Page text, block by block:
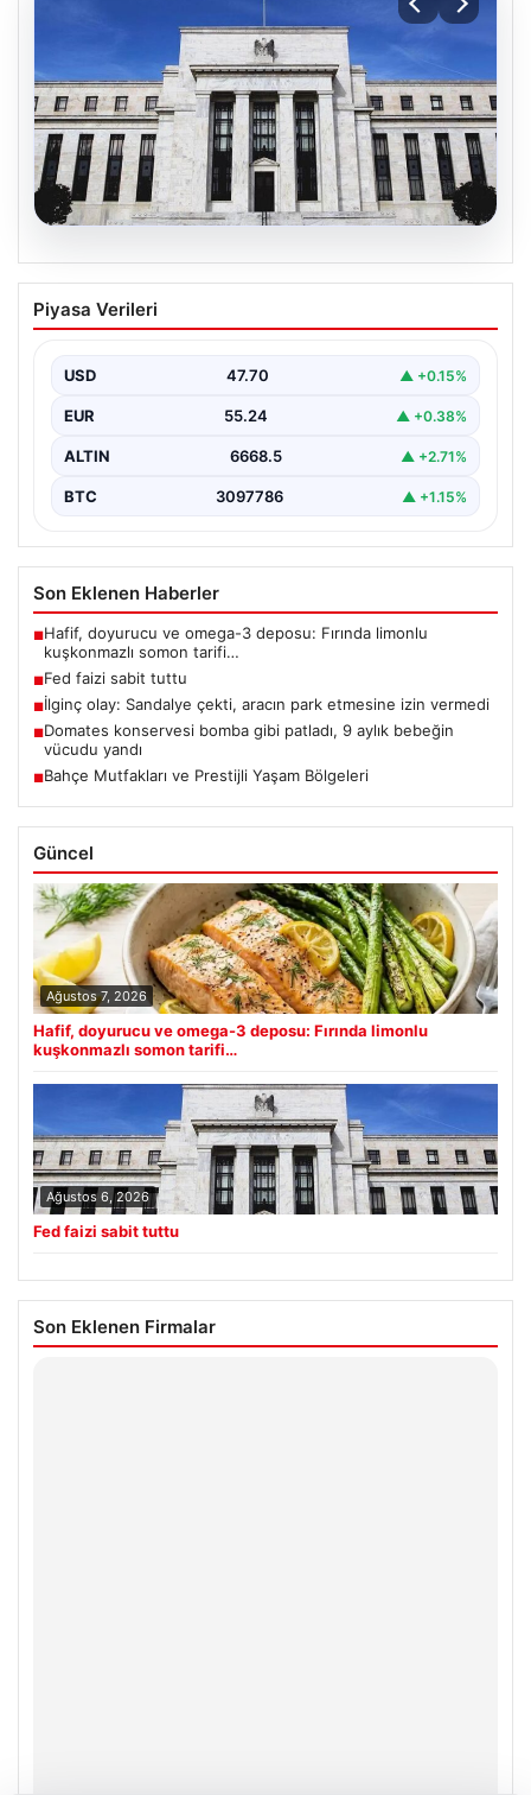
06.08.2026
Fed faizi sabit tuttu
Piyasa Verileri
USD 47.70 ▲ +0.15%
EUR 55.24 ▲ +0.38%
ALTIN 6668.5 ▲ +2.71%
BTC 3097786 ▲ +1.15%
Son Eklenen Haberler
■Hafif, doyurucu ve omega-3 deposu: Fırında limonlu
kuşkonmazlı somon tarifi…
■Fed faizi sabit tuttu
■İlginç olay: Sandalye çekti, aracın park etmesine izin vermedi
■Domates konservesi bomba gibi patladı, 9 aylık bebeğin
vücudu yandı
■Bahçe Mutfakları ve Prestijli Yaşam Bölgeleri
Güncel
Ağustos 7, 2026
Hafif, doyurucu ve omega-3 deposu: Fırında limonlu
kuşkonmazlı somon tarifi…
Ağustos 6, 2026
Fed faizi sabit tuttu
Son Eklenen Firmalar